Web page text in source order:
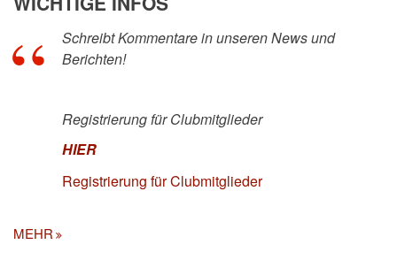
Schreibt Kommentare in unseren News und
Berichten!
Registrierung für Clubmitglieder
HIER
Registrierung für Clubmitglieder
MEHR